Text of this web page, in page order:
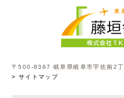
〒500-8367 岐阜県岐阜市宇佐南2
> サイトマップ